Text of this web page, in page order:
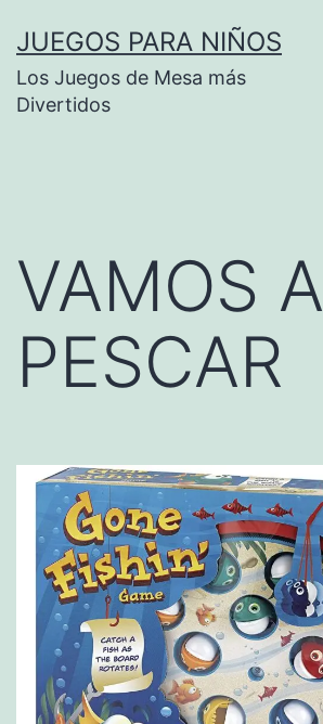
contenido
JUEGOS PARA NIÑOS
Los Juegos de Mesa más
Divertidos
VAMOS A
PESCAR